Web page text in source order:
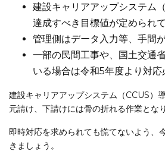
建設キャリアアップシステム
達成すべき目標値が定められ
管理側はデータ入力等、手間
一部の民間工事や、国土交通
いる場合は令和5年度より対応
建設キャリアアップシステム（CCUS）
元請け、下請けには骨の折れる作業とな
即時対応を求められても慌てないよう、
きましょう。